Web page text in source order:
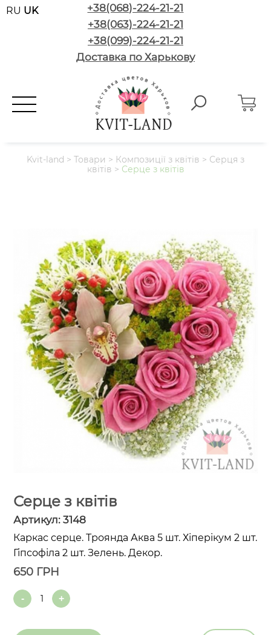
RU UK
+38(068)-224-21-21
+38(063)-224-21-21
+38(099)-224-21-21
Доставка по Харькову
Kvit-land > Товари > Композиції з квітів > Серця з
квітів > Серце з квітів
Серце з квітів
Артикул:3148
Каркас серце. Троянда Аква 5 шт. Хіперікум 2 шт.
Гіпсофіла 2 шт. Зелень. Декор.
650 ГРН
Quantity